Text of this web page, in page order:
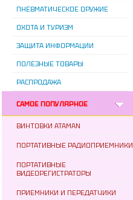
ПНЕВМАТИЧЕСКОЕ ОРУЖИЕ
ОХОТА И ТУРИЗМ
ЗАЩИТА ИНФОРМАЦИИ
ПОЛЕЗНЫЕ ТОВАРЫ
РАСПРОДАЖА
САМОЕ ПОПУЛЯРНОЕ
ВИНТОВКИ ATAMAN
ПОРТАТИВНЫЕ РАДИОПРИЕМНИКИ
ПОРТАТИВНЫЕ
ВИДЕОРЕГИСТРАТОРЫ
ПРИЕМНИКИ И ПЕРЕДАТЧИКИ